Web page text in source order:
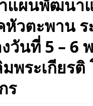
แผนพัฒนา
วตะพาน ร
งวันที่ 5 –
พระเกียร
ร